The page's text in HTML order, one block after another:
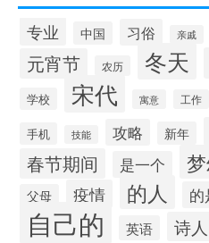
专业 中国 习俗 亲戚
元宵节 农历 冬天
学校 宋代 寓意 工作
手机 技能 攻略 新年
春节期间 是一个
父母 疫情 的人 的
自己的 英语 诗人